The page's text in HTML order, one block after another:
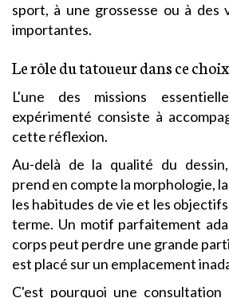
sport, à une grossesse ou à des
importantes.
Le rôle du tatoueur dans ce choix
L'une des missions
expérimenté consiste à
cette réflexion.
Au-delà de la qualité du
prend en compte la morphologie,
les habitudes de vie et les
terme. Un motif parfaitement
corps peut perdre une grande
est placé sur un emplacement
C'est pourquoi une